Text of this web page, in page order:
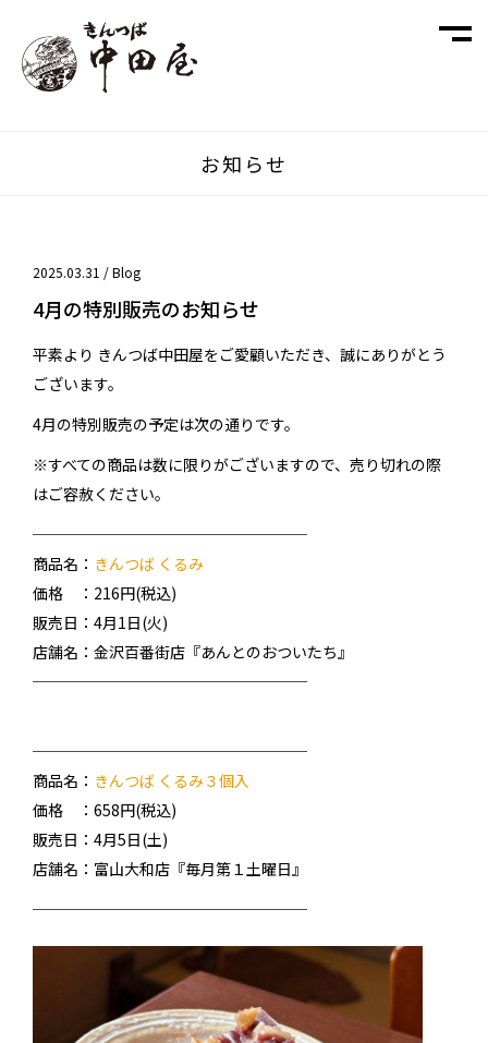
お知らせ
2025.03.31 /Blog
4月の特別販売のお知らせ
平素より きんつば中田屋をご愛顧いただき、誠にありがとう
ございます。
4月の特別販売の予定は次の通りです。
※すべての商品は数に限りがございますので、売り切れの際
はご容赦ください。
──────────────────
商品名： きんつば くるみ
価格 ：216円(税込)
販売日：4月1日(火)
店舗名：金沢百番街店『あんとのおついたち』
──────────────────
──────────────────
商品名： きんつば くるみ３個入
価格 ：658円(税込)
販売日：4月5日(土)
店舗名：富山大和店『毎月第１土曜日』
──────────────────